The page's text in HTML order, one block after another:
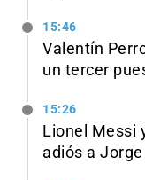
15:46
Valentín
un tercer
15:26
Lionel Messi
adiós a